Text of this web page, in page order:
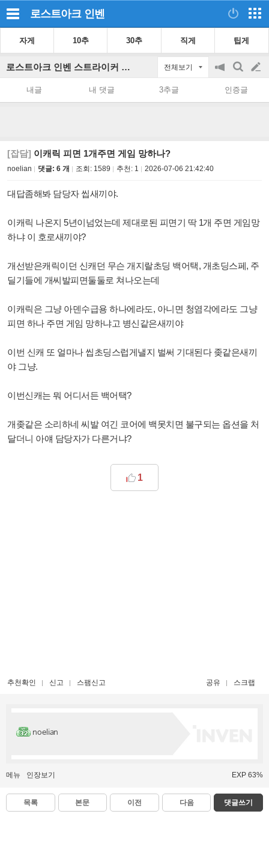
로스트아크 인벤
자게 10추 30추 직게 팁게
로스트아크 인벤 스트라이커 게시판 전체보기
공
on/off
검
색
글
쓰
내글 내 댓글 3추글 인증글
[잡담] 이캐릭 피면 1개주면 게임 망하나?
noelian 댓글: 6 개 조회: 1589 추천: 1 2026-07-06 21:42:40
대답좀해봐 담당자 씹새끼야.
이캐릭 나온지 5년이넘었는데 제대로된 피면기 딱 1개 주면 게임망
하냐 이 호로새끼야?
개선받은캐릭이던 신캐던 무슨 개지랄초딩 백어택, 개초딩스페, 주
딜기들에 개씨발피면둘둘로 쳐나오는데
이캐릭은 그냥 아덴수급용 하나에라도, 아니면 청염각에라도 그냥
피면 하나 주면 게임 망하냐고 병신같은새끼야
이번 신캐 또 얼마나 씹초딩스럽게낼지 벌써 기대된다 좆같은새끼
야 그냥.
이번신캐는 뭐 어디서든 백어택?
개좆같은 소리하네 씨발 여긴 코어에 백못치면 불구되는 옵션을 처
달더니 아얘 담당자가 다른거냐?
1
추천확인 신고 스팸신고 공유 스크랩
noelian
메뉴 인장보기 EXP 63%
목록 본문 이전 다음 댓글쓰기